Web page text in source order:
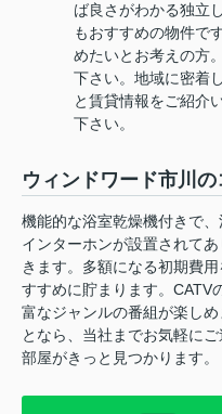
ば良さがわかる独立
もおすすめの物件で
めたいとお考えの方
下さい。地域に密着
と賃貸情報をご紹介
下さい。
ウィンドワード市川
機能的な浴室乾燥機付きで
インターホンが設置されて
きます。多額になる初期費
すすめに貯まります。CATV
富なジャンルの番組が楽し
となら、当社までお気軽に
部屋がきっと見つかります。